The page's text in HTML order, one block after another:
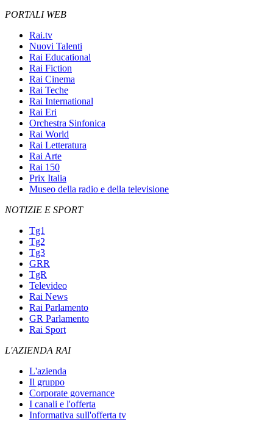
PORTALI WEB
Rai.tv
Nuovi Talenti
Rai Educational
Rai Fiction
Rai Cinema
Rai Teche
Rai International
Rai Eri
Orchestra Sinfonica
Rai World
Rai Letteratura
Rai Arte
Rai 150
Prix Italia
Museo della radio e della televisione
NOTIZIE E SPORT
Tg1
Tg2
Tg3
GRR
TgR
Televideo
Rai News
Rai Parlamento
GR Parlamento
Rai Sport
L'AZIENDA RAI
L'azienda
Il gruppo
Corporate governance
I canali e l'offerta
Informativa sull'offerta tv